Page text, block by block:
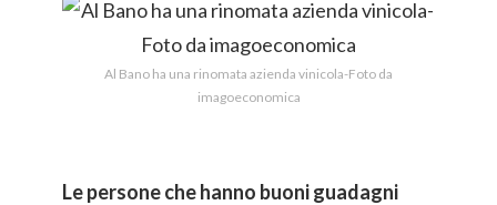
Al Bano ha una rinomata azienda vinicola-Foto da
imagoeconomica
Le persone che hanno buoni guadagni